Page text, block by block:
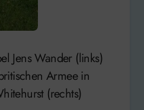
Jens Wander (links)
Armee in
(rechts)